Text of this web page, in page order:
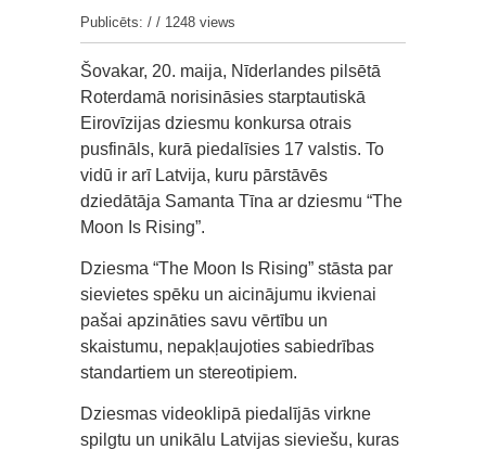
Publicēts: / / 1248 views
Šovakar, 20. maija, Nīderlandes pilsētā
Roterdamā norisināsies starptautiskā
Eirovīzijas dziesmu konkursa otrais
pusfināls, kurā piedalīsies 17 valstis. To
vidū ir arī Latvija, kuru pārstāvēs
dziedātāja Samanta Tīna ar dziesmu “The
Moon Is Rising”.
Dziesma “The Moon Is Rising” stāsta par
sievietes spēku un aicinājumu ikvienai
pašai apzināties savu vērtību un
skaistumu, nepakļaujoties sabiedrības
standartiem un stereotipiem.
Dziesmas videoklipā piedalījās virkne
spilgtu un unikālu Latvijas sieviešu, kuras